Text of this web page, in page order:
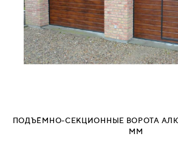
ПОДЪЁМНО-СЕКЦИОННЫЕ ВОРОТА
ММ